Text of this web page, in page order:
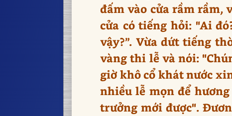
đấm vào cửa rầm rầm,
cửa có tiếng hỏi: "Ai
vậy?”. Vừa dứt tiếng
vàng thi lễ và nói:
giờ khô cổ khát nước
nhiều lễ mọn để
trưởng mới được".